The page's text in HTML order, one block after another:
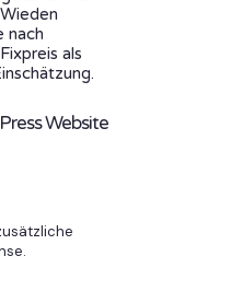
nach
als
Website